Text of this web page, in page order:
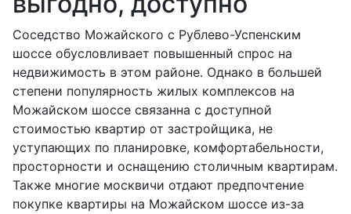
Соседство Можайского с Рублево-Успенским
шоссе обусловливает повышенный спрос на
недвижимость в этом районе. Однако в большей
степени популярность жилых комплексов на
Можайском шоссе связанна с доступной
стоимостью квартир от застройщика, не
уступающих по планировке, комфортабельности,
просторности и оснащению столичным квартирам.
Также многие москвичи отдают предпочтение
покупке квартиры на Можайском шоссе из-за